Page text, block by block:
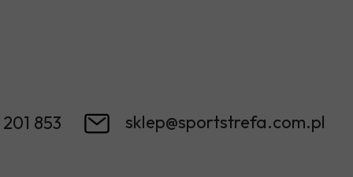
sklep@sportstrefa.com.pl
853